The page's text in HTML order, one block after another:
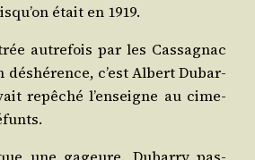
était en 1919.
autre­fois par les Cas­sa­gnac
déshé­rence, c’est Albert Dubar­
repê­ché l’en­seigne au cime­